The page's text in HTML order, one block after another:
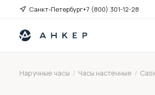
Санкт-Петербург+7 (800) 301-12-28
Наручные часы / Часы настенные /